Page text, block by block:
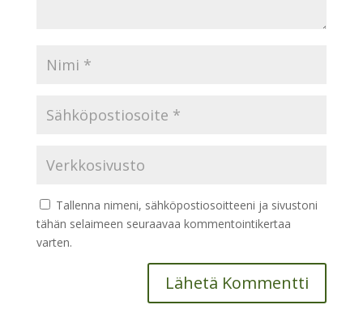
Tallenna nimeni, sähköpostiosoitteeni ja sivustoni
tähän selaimeen seuraavaa kommentointikertaa
varten.